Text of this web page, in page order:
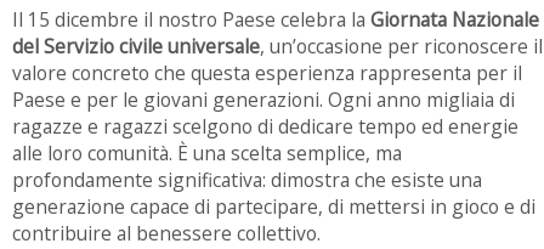
Il 15 dicembre il nostro Paese celebra la Giornata Nazionale
del Servizio civile universale, un’occasione per riconoscere il
valore concreto che questa esperienza rappresenta per il
Paese e per le giovani generazioni. Ogni anno migliaia di
ragazze e ragazzi scelgono di dedicare tempo ed energie
alle loro comunità. È una scelta semplice, ma
profondamente significativa: dimostra che esiste una
generazione capace di partecipare, di mettersi in gioco e di
contribuire al benessere collettivo.